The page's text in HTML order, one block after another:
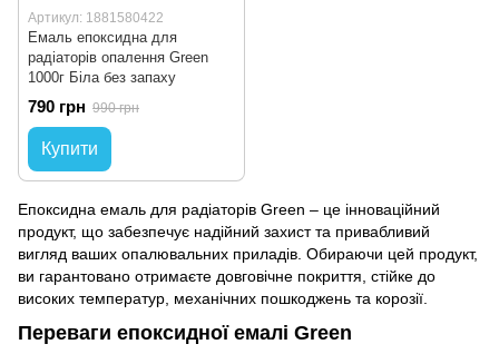
Артикул: 1881580422
Емаль епоксидна для
радіаторів опалення Green
1000г Біла без запаху
790 грн 990 грн
Купити
Епоксидна емаль для радіаторів Green – це інноваційний
продукт, що забезпечує надійний захист та привабливий
вигляд ваших опалювальних приладів. Обираючи цей продукт,
ви гарантовано отримаєте довговічне покриття, стійке до
високих температур, механічних пошкоджень та корозії.
Переваги епоксидної емалі Green